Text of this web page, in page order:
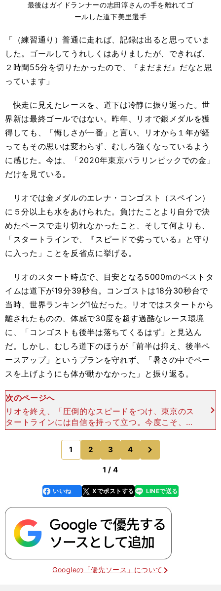
最後はガイドランナーの志田淳さんの手を離れてゴ
ールした道下美里選手
「（練習通り）普通に走れば、記録は出ると思っていま
した。ゴールしてうれしくはありましたが、できれば、
２時間55分を切りたかったので、『まだまだ』だなと思
っています」
快走に見えたレースを、道下は冷静に振り返った。世
界新は最終ゴールではない。昨年、リオで銀メダルを獲
得しても、「悔しさが一番」と言い、リオから１年が経
ってもその思いは変わらず、むしろ強くなっているよう
に感じた。今は、「2020年東京パラリンピックでの金」
だけを見ている。
リオでは金メダルのエレナ・コンゴスト（スペイン）
に５分以上も水をあけられた。負けたことより自分で決
めたペースで走り切れなかったこと、そして何よりも、
「スタートラインで、『スピードで劣っている』と守り
に入った」ことを反省点に挙げる。
リオのスタート時点で、目安となる5000mのベストタ
イムは道下が19分39秒台。コンゴストは18分30秒台で
当時、世界ランキング1位だった。リオではスタートから
離されたものの、体感で30度を超す過酷なレース環境
に、「コンゴストも後半は落ちてくるはず」と見込ん
だ。しかし、むしろ道下のほうが「前半は抑え、後半ペ
ースアップ」というプランを守れず、「暑さの中でペー
スを上げようにも体が動かなかった」と振り返る。
次のページへ
リオを終え、「圧倒的なスピードをつけ、東京のス
タートラインには自信を持って立つ。今度こそ、悔
いのないレースをする」と誓った。まず、東京まで
の４年間、大まかにマラソンの目標タイムを決め
た。今年冬には２時
1 2 3 4
のページへ
1 / 4
faceboo
k
いいね Xでポストする
line LINEで送る
Googleの「優先ソース」について